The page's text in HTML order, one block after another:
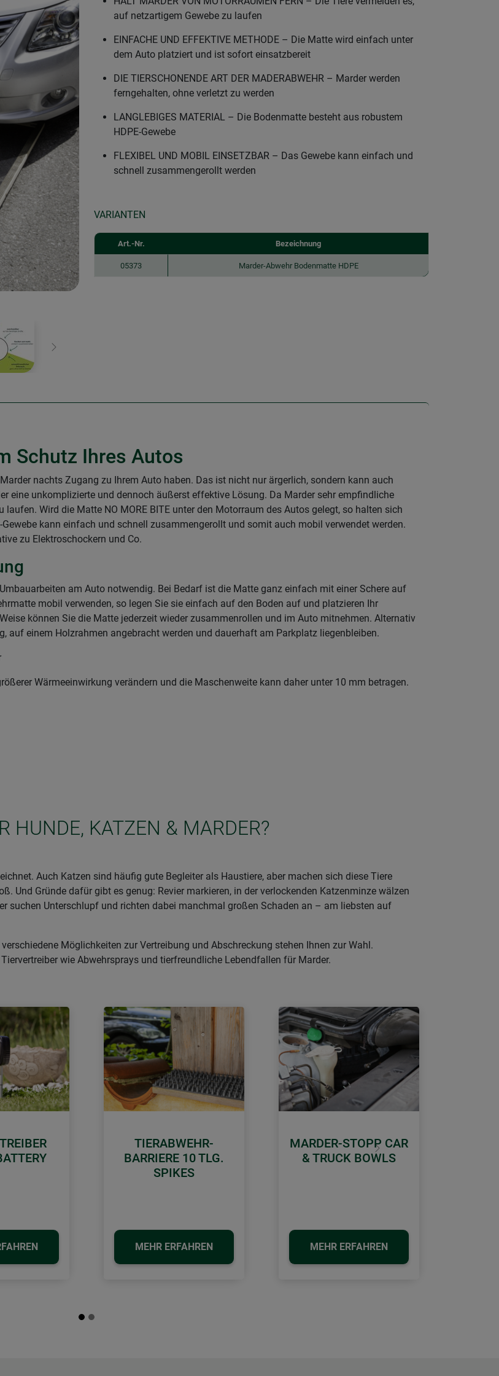
Weiter
auf netzartigem Gewebe zu laufen
EINFACHE UND EFFEKTIVE METHODE – Die Matte wird einfach unter
dem Auto platziert und ist sofort einsatzbereit
DIE TIERSCHONENDE ART DER MADERABWEHR – Marder werden
ferngehalten, ohne verletzt zu werden
LANGLEBIGES MATERIAL – Die Bodenmatte besteht aus robustem
HDPE-Gewebe
FLEXIBEL UND MOBIL EINSETZBAR – Das Gewebe kann einfach und
schnell zusammengerollt werden
VARIANTEN
Art.-Nr. Bezeichnung
05373 Marder-Abwehr Bodenmatte HDPE
Schutz Ihres Autos
nachts Zugang zu Ihrem Auto haben. Das ist nicht nur ärgerlich, sondern kann auch
eine unkomplizierte und dennoch äußerst effektive Lösung. Da Marder sehr empfindliche
Wird die Matte NO MORE BITE unter den Motorraum des Autos gelegt, so halten sich
kann einfach und schnell zusammengerollt und somit auch mobil verwendet werden.
zu Elektroschockern und Co.
am Auto notwendig. Bei Bedarf ist die Matte ganz einfach mit einer Schere auf
mobil verwenden, so legen Sie sie einfach auf den Boden auf und platzieren Ihr
können Sie die Matte jederzeit wieder zusammenrollen und im Auto mitnehmen. Alternativ
auf einem Holzrahmen angebracht werden und dauerhaft am Parkplatz liegenbleiben.
Wärmeeinwirkung verändern und die Maschenweite kann daher unter 10 mm betragen.
HUNDE, KATZEN & MARDER?
Auch Katzen sind häufig gute Begleiter als Haustiere, aber machen sich diese Tiere
Und Gründe dafür gibt es genug: Revier markieren, in der verlockenden Katzenminze wälzen
suchen Unterschlupf und richten dabei manchmal großen Schaden an – am liebsten auf
Möglichkeiten zur Vertreibung und Abschreckung stehen Ihnen zur Wahl.
wie Abwehrsprays und tierfreundliche Lebendfallen für Marder.
TIERABWEHR-
BARRIERE 10 TLG.
SPIKES
MEHR ERFAHREN
MARDER-STOPP CAR
& TRUCK BOWLS
MEHR ERFAHREN
Weiter